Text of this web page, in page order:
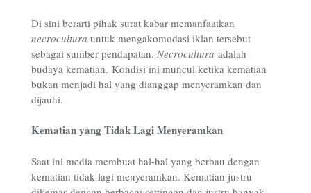
Di sini berarti pihak surat kabar memanfaatkan
necrocultura untuk mengakomodasi iklan tersebut
sebagai sumber pendapatan. Necrocultura adalah
budaya kematian. Kondisi ini muncul ketika kematian
bukan menjadi hal yang dianggap menyeramkan dan
dijauhi.
Kematian yang Tidak Lagi Menyeramkan
Saat ini media membuat hal-hal yang berbau dengan
kematian tidak lagi menyeramkan. Kematian justru